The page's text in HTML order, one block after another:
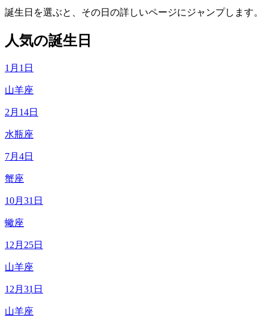
誕生日を選ぶと、その日の詳しいページにジャンプします。
人気の誕生日
1月1日
山羊座
2月14日
水瓶座
7月4日
蟹座
10月31日
蠍座
12月25日
山羊座
12月31日
山羊座